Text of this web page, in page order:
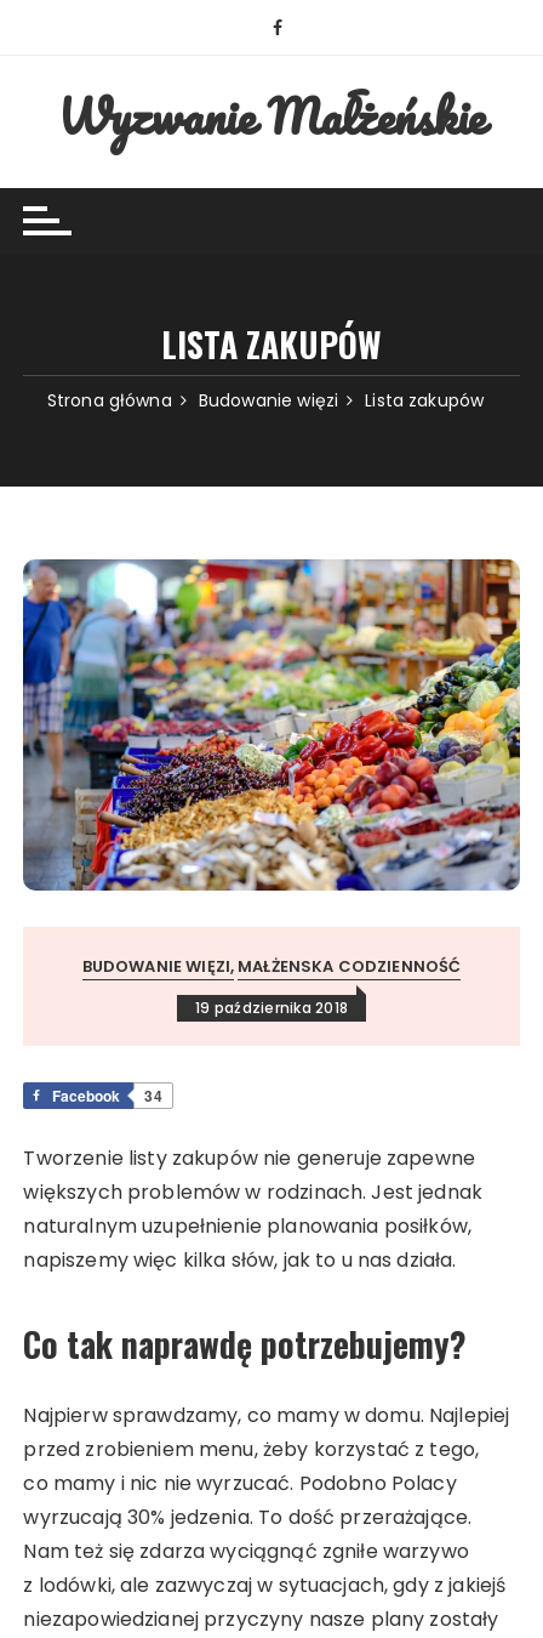
Wyzwanie Małżeńskie
LISTA ZAKUPÓW
Strona główna Budowanie więzi Lista zakupów
BUDOWANIE WIĘZI MAŁŻENSKA CODZIENNOŚĆ
19 października 2018
Facebook 34
Tworzenie listy zakupów nie generuje zapewne
większych problemów w rodzinach. Jest jednak
naturalnym uzupełnienie planowania posiłków,
napiszemy więc kilka słów, jak to u nas działa.
Co tak naprawdę potrzebujemy?
Najpierw sprawdzamy, co mamy w domu. Najlepiej
przed zrobieniem menu, żeby korzystać z tego,
co mamy i nic nie wyrzucać. Podobno Polacy
wyrzucają 30% jedzenia. To dość przerażające.
Nam też się zdarza wyciągnąć zgniłe warzywo
z lodówki, ale zazwyczaj w sytuacjach, gdy z jakiejś
niezapowiedzianej przyczyny nasze plany zostały